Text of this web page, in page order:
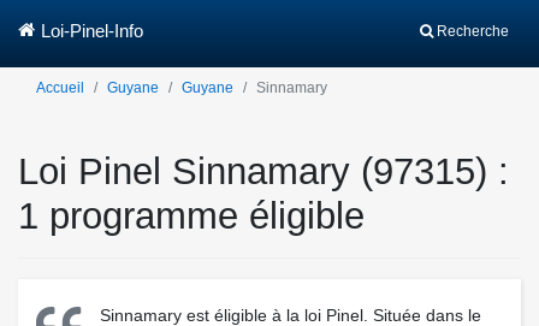
Recherche
Loi-Pinel-Info
Accueil Guyane Guyane Sinnamary
Loi Pinel Sinnamary (97315) :
1 programme éligible
Sinnamary est éligible à la loi Pinel. Située dans le